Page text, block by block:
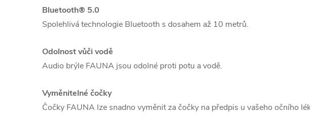
Bluetooth® 5.0
Spolehlivá technologie Bluetooth s dosahem až 10 metrů.
Odolnost vůči vodě
Audio brýle FAUNA jsou odolné proti potu a vodě.
Vyměnitelné čočky
Čočky FAUNA lze snadno vyměnit za čočky na předpis u vašeho očního